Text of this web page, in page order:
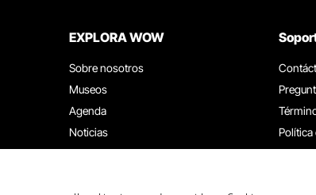
EXPLORA WOW
Sobre nosotros
Museos
Agenda
Noticias
Restaurantes
Política